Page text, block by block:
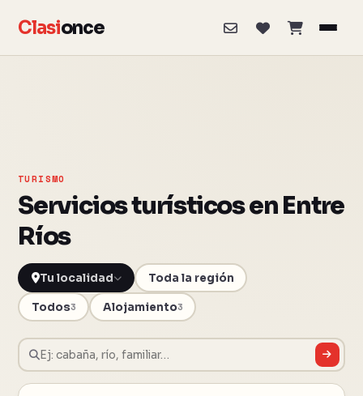
Clasionce
TURISMO
Servicios turísticos en Entre
Ríos
Toda la región
Todos3 Alojamiento3